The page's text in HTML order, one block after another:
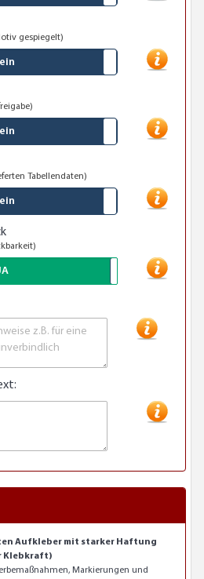
gespiegelt)
Tabellendaten)
Aufkleber mit starker Haftung
Klebkraft)
Markierungen und